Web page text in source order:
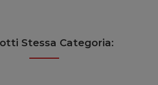
Stessa Categoria: